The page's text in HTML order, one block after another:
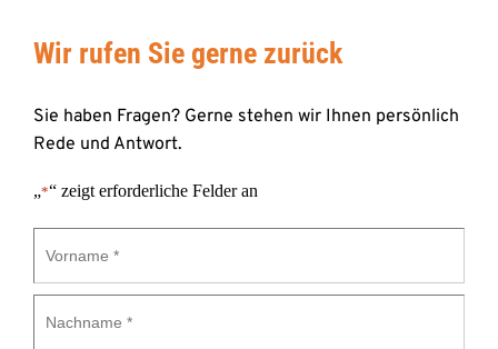
Wir rufen Sie gerne zurück
Sie haben Fragen? Gerne stehen wir Ihnen persönlich
Rede und Antwort.
„*“ zeigt erforderliche Felder an